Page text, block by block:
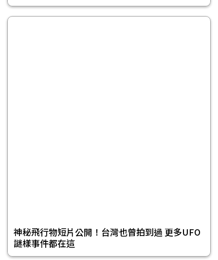
神秘飛行物短片公開！台灣也曾拍到過 更多UFO
謎樣事件都在這